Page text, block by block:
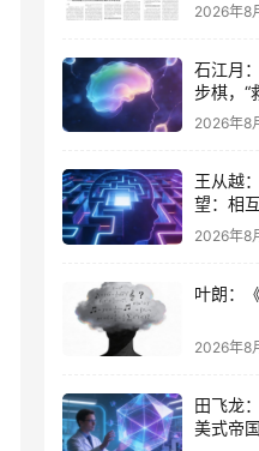
2026年8
石江月
步棋，“
2026年8
王从越
望：相
2026年8
叶朗：
2026年8
田飞龙
美式帝